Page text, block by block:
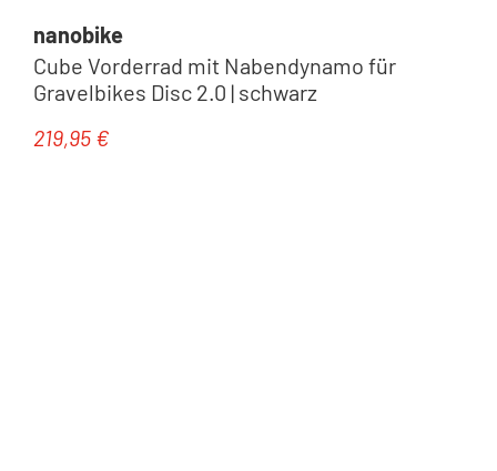
nanobike
Cube Vorderrad mit Nabendynamo für
Gravelbikes Disc 2.0 | schwarz
Regulärer Preis:
219,95 €